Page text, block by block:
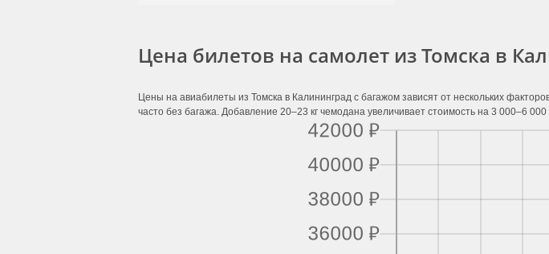
Цена билетов на самолет из Томска в
Цены на авиабилеты из Томска в Калининград с багажом зависят от нескольких
часто без багажа. Добавление 20–23 кг чемодана увеличивает стоимость на 3 000–6